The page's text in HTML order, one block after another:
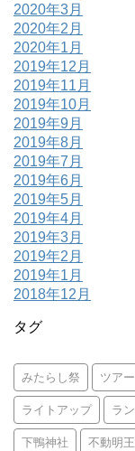
2020年3月
2020年2月
2020年1月
2019年12月
2019年11月
2019年10月
2019年9月
2019年8月
2019年7月
2019年6月
2019年5月
2019年4月
2019年3月
2019年2月
2019年1月
2018年12月
タグ
みたらし祭 ツアー
ライトアップ ラ
下鴨神社 不動明